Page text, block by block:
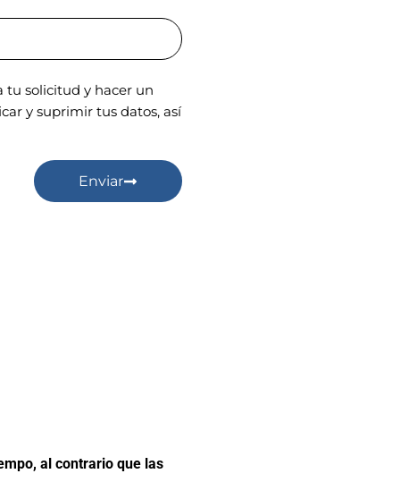
tu solicitud y hacer un
y suprimir tus datos, así
Enviar
al contrario que las